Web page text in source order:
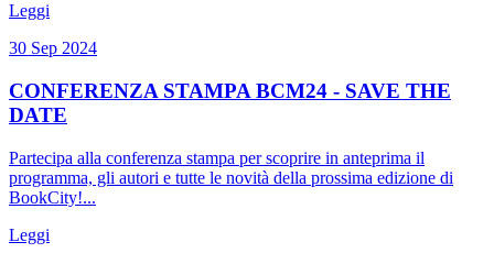
Leggi
30 Sep 2024
CONFERENZA STAMPA BCM24 - SAVE THE
DATE
Partecipa alla conferenza stampa per scoprire in anteprima il
programma, gli autori e tutte le novità della prossima edizione di
BookCity!...
Leggi